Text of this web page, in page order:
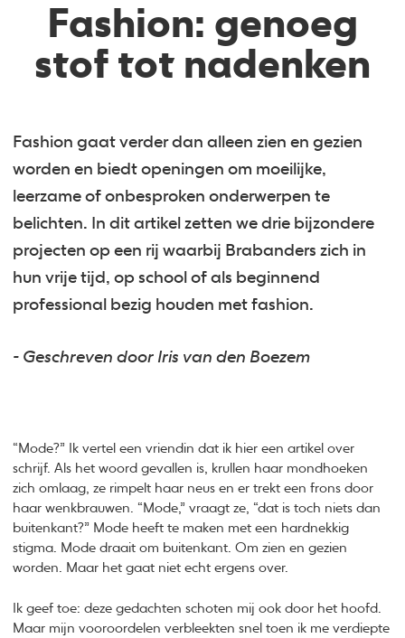
Fashion: genoeg
stof tot nadenken
Fashion gaat verder dan alleen zien en gezien
worden en biedt openingen om moeilijke,
leerzame of onbesproken onderwerpen te
belichten. In dit artikel zetten we drie bijzondere
projecten op een rij waarbij Brabanders zich in
hun vrije tijd, op school of als beginnend
professional bezig houden met fashion.
- Geschreven door Iris van den Boezem
“Mode?” Ik vertel een vriendin dat ik hier een artikel over
schrijf. Als het woord gevallen is, krullen haar mondhoeken
zich omlaag, ze rimpelt haar neus en er trekt een frons door
haar wenkbrauwen. “Mode,” vraagt ze, “dat is toch niets dan
buitenkant?” Mode heeft te maken met een hardnekkig
stigma. Mode draait om buitenkant. Om zien en gezien
worden. Maar het gaat niet echt ergens over.
Ik geef toe: deze gedachten schoten mij ook door het hoofd.
Maar mijn vooroordelen verbleekten snel toen ik me verdiepte